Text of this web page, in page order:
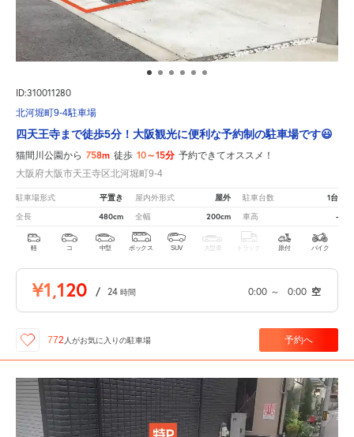
ID:310011280
北河堀町9-4駐車場
四天王寺まで徒歩5分！大阪観光に便利な予約制の駐車場です😃
猫間川公園から 758m 徒歩 10～15分 予約できてオススメ！
大阪府大阪市天王寺区北河堀町9-4
駐車場形式 平置き 屋内外形式 屋外 駐車台数 1台
全長 480cm 全幅 200cm 車高 -
軽 コ 中型 ボックス SUV 大型車 トラック 原付 バイク
¥1,120 / 24 時間 0:00 ～ 0:00 空
772 人がお気に入りの駐車場 予約へ